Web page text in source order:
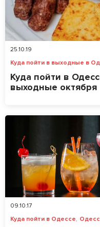
25.10.19
Куда пойти в выходные в
Куда пойти в
выходные октября
09.10.17
Куда пойти в Одессе,